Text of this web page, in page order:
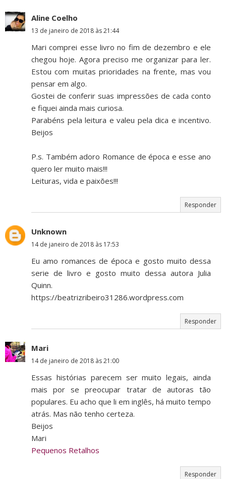
Aline Coelho
13 de janeiro de 2018 às 21:44
Mari comprei esse livro no fim de dezembro e ele
chegou hoje. Agora preciso me organizar para ler.
Estou com muitas prioridades na frente, mas vou
pensar em algo.
Gostei de conferir suas impressões de cada conto
e fiquei ainda mais curiosa.
Parabéns pela leitura e valeu pela dica e incentivo.
Beijos
P.s. Também adoro Romance de época e esse ano
quero ler muito mais!!!
Leituras, vida e paixões!!!
Responder
Unknown
14 de janeiro de 2018 às 17:53
Eu amo romances de época e gosto muito dessa
serie de livro e gosto muito dessa autora Julia
Quinn.
https://beatrizribeiro31286.wordpress.com
Responder
Mari
14 de janeiro de 2018 às 21:00
Essas histórias parecem ser muito legais, ainda
mais por se preocupar tratar de autoras tão
populares. Eu acho que li em inglês, há muito tempo
atrás. Mas não tenho certeza.
Beijos
Mari
Pequenos Retalhos
Responder